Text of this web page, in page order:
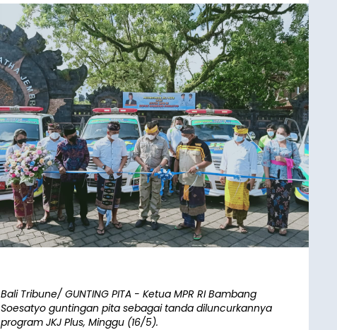
Bali Tribune/ GUNTING PITA - Ketua MPR RI Bambang
Soesatyo guntingan pita sebagai tanda diluncurkannya
program JKJ Plus, Minggu (16/5).